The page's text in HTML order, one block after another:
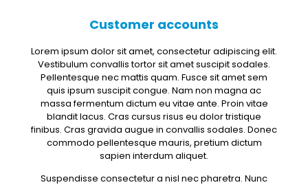
Customer accounts
Lorem ipsum dolor sit amet, consectetur adipiscing elit.
Vestibulum convallis tortor sit amet suscipit sodales.
Pellentesque nec mattis quam. Fusce sit amet sem
quis ipsum suscipit congue. Nam non magna ac
massa fermentum dictum eu vitae ante. Proin vitae
blandit lacus. Cras cursus risus eu dolor tristique
finibus. Cras gravida augue in convallis sodales. Donec
commodo pellentesque mauris, pretium dictum
sapien interdum aliquet.
Suspendisse consectetur a nisl nec pharetra. Nunc